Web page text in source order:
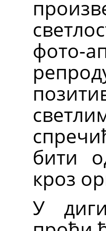
фото-
бити
кроз
У